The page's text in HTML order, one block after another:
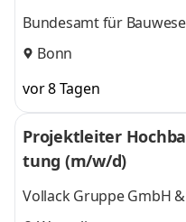
nd Wohnraum­schutz“
Bundesamt für
Raumordnung (BBR)
Bonn
vor 8 Tagen
Projektleiter
tung (m/w/d)
Vollack Gruppe GmbH &